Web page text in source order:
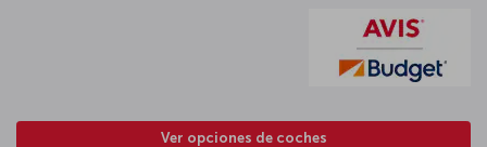
Ver opciones de coches